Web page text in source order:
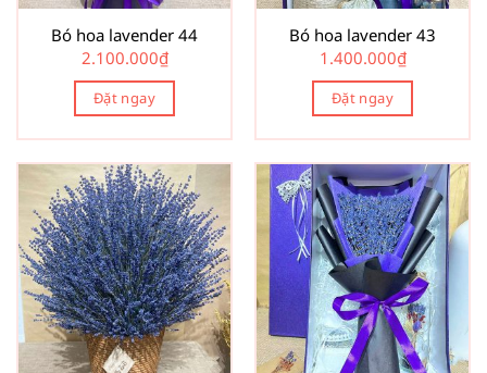
Bó hoa lavender 44
2.100.000₫
Đặt ngay
Bó hoa lavender 43
1.400.000₫
Đặt ngay